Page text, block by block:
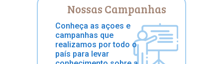
Nossas Campanhas
Conheça as açoes e
campanhas que
realizamos por todo o
país para levar